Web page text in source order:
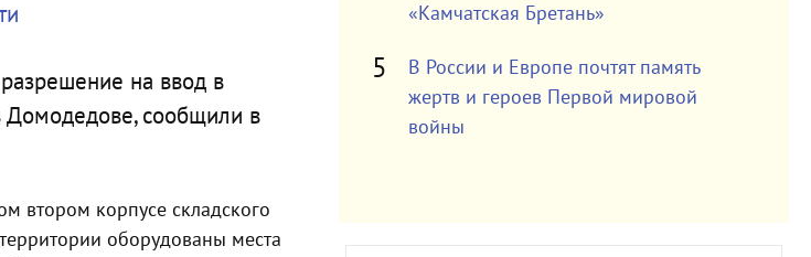
на ввод в
Домодедове, сообщили в
втором корпусе складского
оборудованы места
«Камчатская Бретань»
В России и Европе почтят память
жертв и героев Первой мировой
войны